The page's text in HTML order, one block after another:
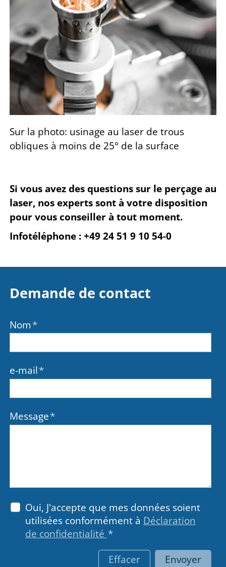
Sur la photo: usinage au laser de trous
obliques à moins de 25° de la surface
Si vous avez des questions sur le perçage au
laser, nos experts sont à votre disposition
pour vous conseiller à tout moment.
Infotéléphone : +49 24 51 9 10 54-0
Demande de contact
Nom*
e-mail*
Message*
Oui, J'accepte que mes données soient
utilisées conformément à Déclaration
de confidentialité *
Effacer
Envoyer